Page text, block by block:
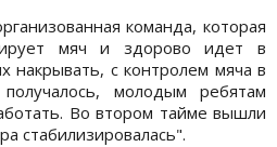
команда, которая
мяч и здорово идет в
накрывать, с контролем мяча в
молодым ребятам
Во втором тайме вышли
стабилизировалась".